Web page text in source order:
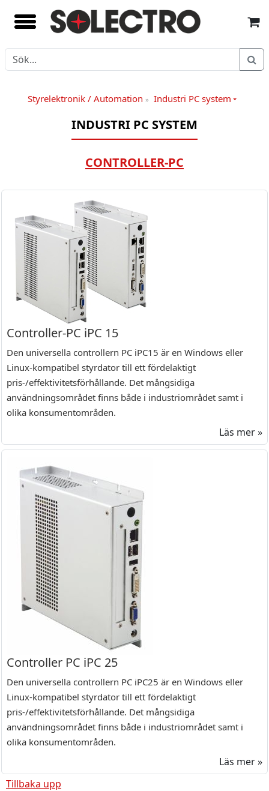
Styrelektronik / Automation» Industri PC system
INDUSTRI PC SYSTEM
CONTROLLER-PC
Controller-PC iPC 15
Den universella controllern PC iPC15 är en Windows eller
Linux-kompatibel styrdator till ett fördelaktigt
pris-/effektivitetsförhållande. Det mångsidiga
användningsområdet finns både i industriområdet samt i
olika konsumentområden.
Läs mer »
Controller PC iPC 25
Den universella controllern PC iPC25 är en Windows eller
Linux-kompatibel styrdator till ett fördelaktigt
pris-/effektivitetsförhållande. Det mångsidiga
användningsområdet finns både i industriområdet samt i
olika konsumentområden.
Läs mer »
Tillbaka upp